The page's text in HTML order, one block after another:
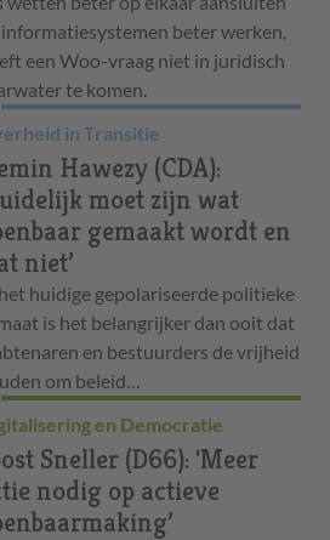
informatiesystemen beter werken,
een Woo-vraag niet in juridisch
te komen.
in Transitie
Hawezy (CDA):
moet zijn wat
gemaakt wordt en
niet’
huidige gepolariseerde politieke
is het belangrijker dan ooit dat
en bestuurders de vrijheid
om beleid…
en Democratie
Sneller (D66): 'Meer
nodig op actieve